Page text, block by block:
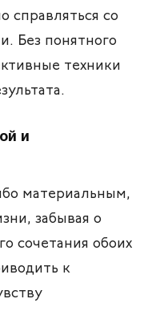
справляться со
Без понятного
техники
и
материальным,
забывая о
сочетания обоих
к